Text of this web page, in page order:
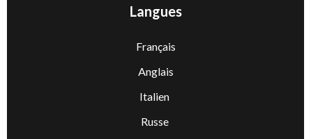
Langues
Français
Anglais
Italien
Russe